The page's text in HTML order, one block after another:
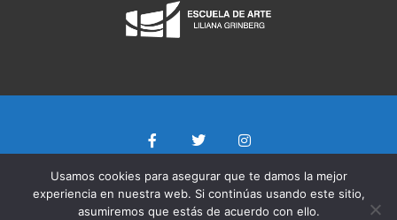
Usamos cookies para asegurar que te damos la mejor
experiencia en nuestra web. Si continúas usando este sitio,
asumiremos que estás de acuerdo con ello.